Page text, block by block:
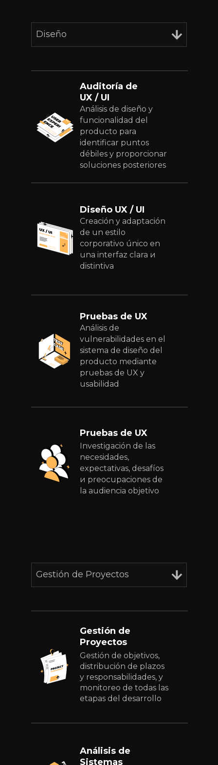
Diseño
Auditoría de
UX / UI
Análisis de diseño y
funcionalidad del
producto para
identificar puntos
débiles y proporcionar
soluciones posteriores
Diseño UX / UI
Creación y adaptación
de un estilo
corporativo único en
una interfaz clara и
distintiva
Pruebas de UX
Análisis de
vulnerabilidades en el
sistema de diseño del
producto mediante
pruebas de UX y
usabilidad
Pruebas de UX
Investigación de las
necesidades,
expectativas, desafíos
и preocupaciones de
la audiencia objetivo
Gestión de Proyectos
Gestión de
Proyectos
Gestión de objetivos,
distribución de plazos
y responsabilidades, y
monitoreo de todas las
etapas del desarrollo
Análisis de
Sistemas